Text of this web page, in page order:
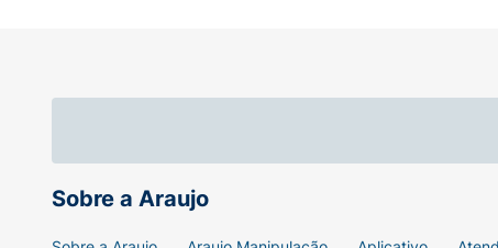
Sobre a Araujo